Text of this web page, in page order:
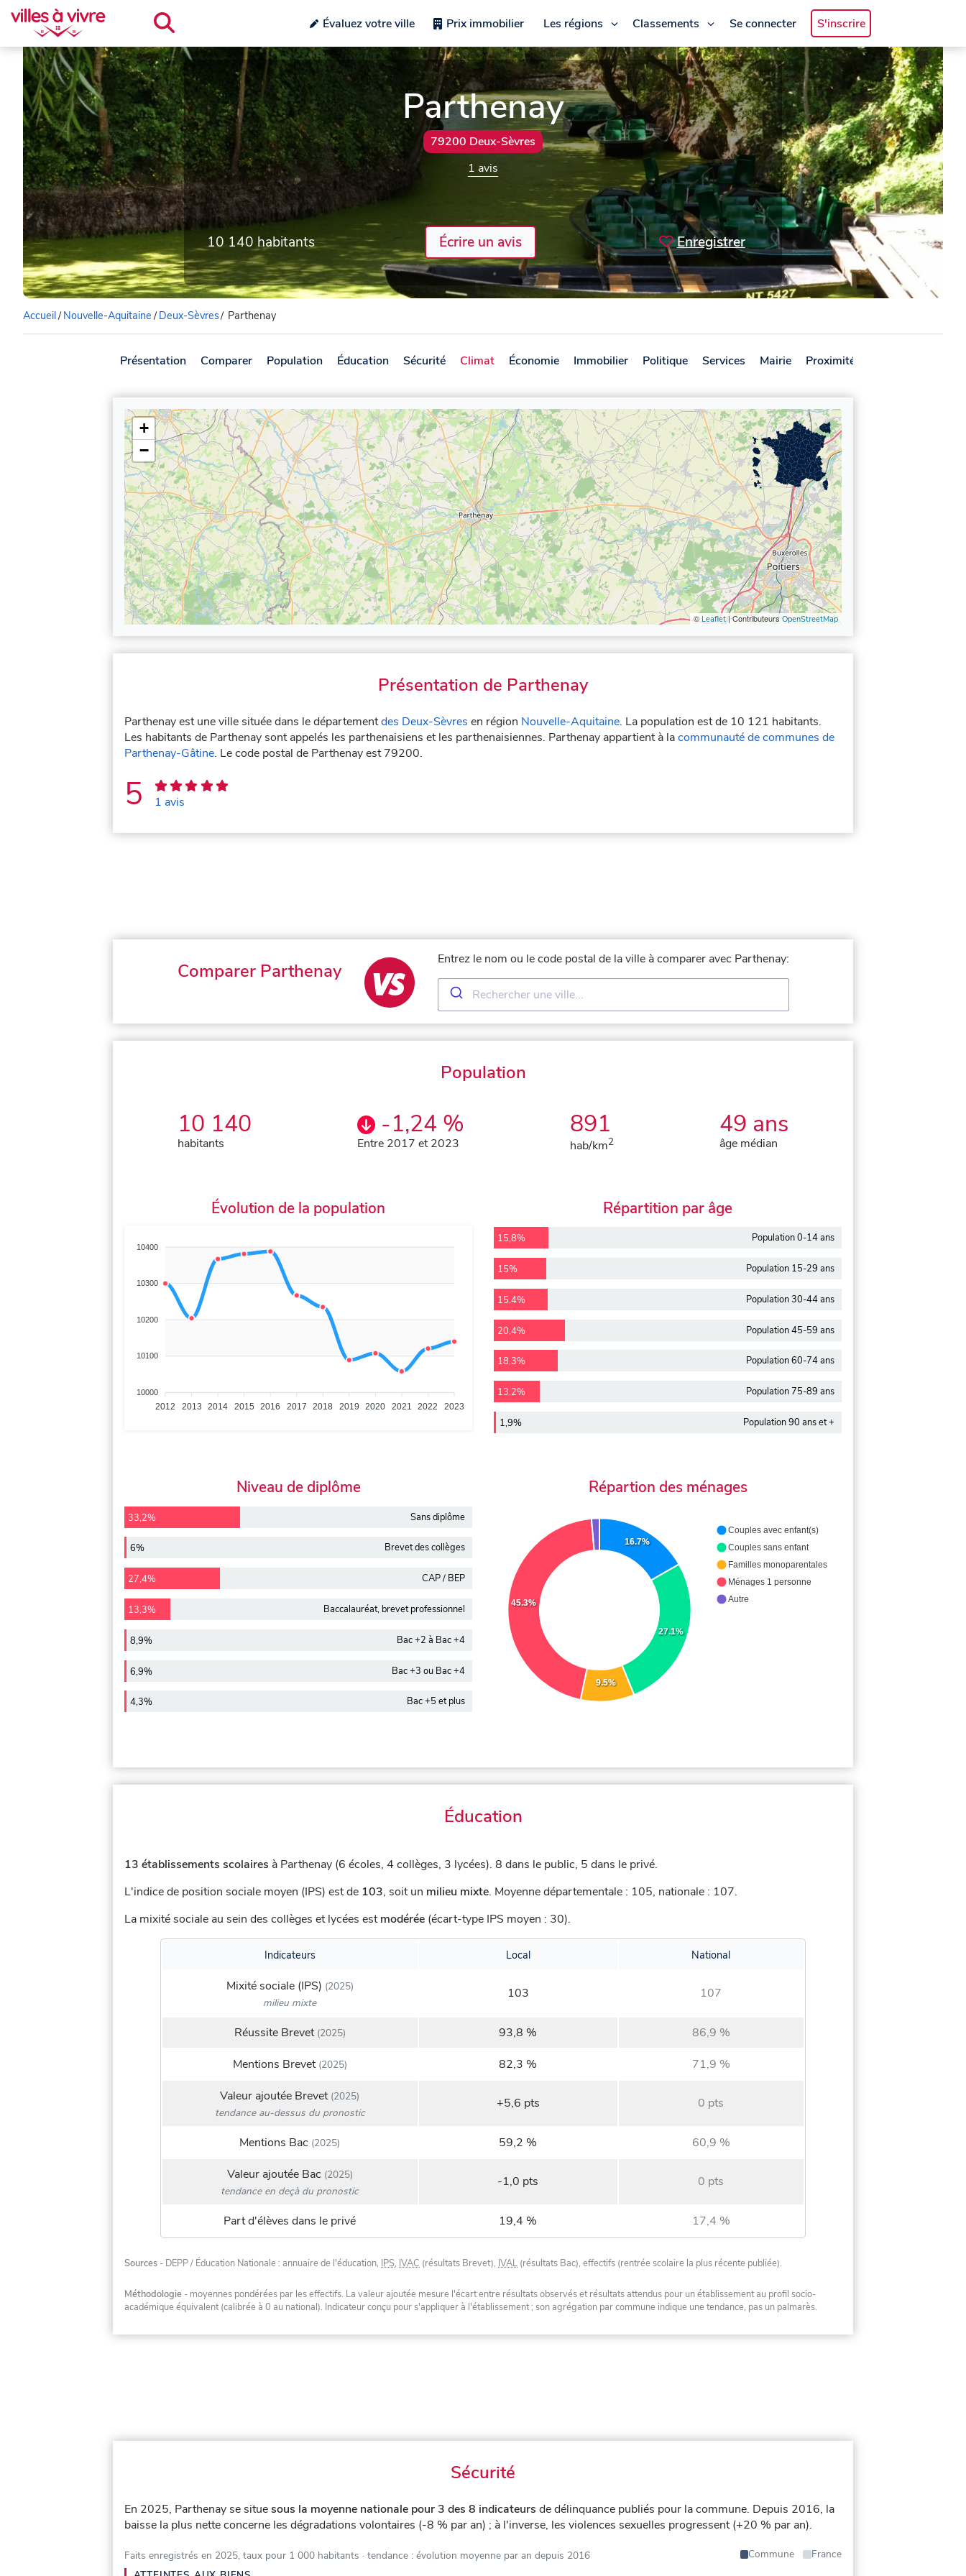
Évaluez votre ville Prix immobilier Les régions Classements Se connecter S'inscrire
Parthenay
79200 Deux-Sèvres
1 avis
10 140 habitants Écrire un avis Enregistrer
Accueil/ Nouvelle-Aquitaine/ Deux-Sèvres/ Parthenay
Présentation Comparer Population Éducation Sécurité Climat Économie Immobilier Politique Services Mairie Proximité
+
−
© Leaflet| Contributeurs OpenStreetMap
Présentation de Parthenay
Parthenay est une ville située dans le départementdes Deux-Sèvres en région Nouvelle-Aquitaine. La population est de 10 121 habitants.
Les habitants de Parthenay sont appelés les parthenaisiens et les parthenaisiennes. Parthenay appartient à lacommunauté de communes de
Parthenay-Gâtine. Le code postal de Parthenay est 79200.
5 1 avis
Comparer Parthenay
Entrez le nom ou le code postal de la ville à comparer avec Parthenay:
Population
10 140
habitants
-1,24 %
Entre 2017 et 2023
891
hab/km2
49 ans
âge médian
Évolution de la population
10400
10300
10200
10100
10000
2012 2013 2014 2015 2016 2017 2018 2019 2020 2021 2022 2023
Répartition par âge
15,8% Population 0-14 ans
15% Population 15-29 ans
15,4% Population 30-44 ans
20,4% Population 45-59 ans
18,3% Population 60-74 ans
13,2% Population 75-89 ans
1,9% Population 90 ans et +
Niveau de diplôme
33,2% Sans diplôme
6% Brevet des collèges
27,4% CAP / BEP
13,3% Baccalauréat, brevet professionnel
8,9% Bac +2 à Bac +4
6,9% Bac +3 ou Bac +4
4,3% Bac +5 et plus
Répartion des ménages
16.7%
27.1%
9.5%
45.3%
Couples avec enfant(s)
Couples sans enfant
Familles monoparentales
Ménages 1 personne
Autre
Éducation
13 établissements scolaires à Parthenay (6 écoles, 4 collèges, 3 lycées). 8 dans le public, 5 dans le privé.
L'indice de position sociale moyen (IPS) est de 103, soit un milieu mixte. Moyenne départementale : 105, nationale : 107.
La mixité sociale au sein des collèges et lycées estmodérée (écart-type IPS moyen : 30).
Indicateurs Local National
Mixité sociale (IPS) (2025)
milieu mixte
103 107
Réussite Brevet(2025) 93,8 %
86,9 %
Mentions Brevet(2025) 82,3 %
71,9 %
Valeur ajoutée Brevet(2025)
tendance au-dessus du pronostic
+5,6 pts 0 pts
Mentions Bac (2025) 59,2 %
60,9 %
Valeur ajoutée Bac (2025)
tendance en deçà du pronostic
-1,0 pts 0 pts
Part d'élèves dans le privé 19,4 % 17,4 %
Sources - DEPP / Éducation Nationale : annuaire de l'éducation, IPS, IVAC (résultats Brevet), IVAL (résultats Bac), effectifs (rentrée scolaire la plus récente publiée).
Méthodologie - moyennes pondérées par les effectifs. La valeur ajoutée mesure l'écart entre résultats observés et résultats attendus pour un établissement au profil socio-
académique équivalent (calibrée à 0 au national). Indicateur conçu pour s'appliquer à l'établissement ; son agrégation par commune indique une tendance, pas un palmarès.
Sécurité
En 2025, Parthenay se situesous la moyenne nationale pour 3 des 8 indicateurs de délinquance publiés pour la commune. Depuis 2016, la
baisse la plus nette concerne les dégradations volontaires (-8 % par an) ; à l'inverse, les violences sexuelles progressent (+20 % par an).
Faits enregistrés en 2025, taux pour 1 000 habitants · tendance : évolution moyenne par an depuis 2016 Commune
France